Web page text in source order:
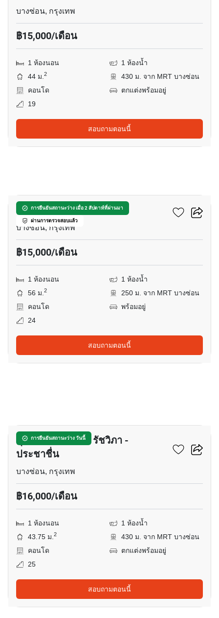
บางซ่อน, กรุงเทพ
฿15,000/เดือน
1 ห้องนอน
1 ห้องน้ำ
44 ม.2
430 ม. จาก MRT บางซ่อน
คอนโด
ตกแต่งพร้อมอยู่
19
สอบถามตอนนี้
การยืนยันสถานะว่าง เมื่อ 2 สัปดาห์ที่ผ่านมา
ผ่านการตรวจสอบแล้ว
รีเจ้นท์โฮม บางซ่อน 28
บางซ่อน, กรุงเทพ
฿15,000/เดือน
1 ห้องนอน
1 ห้องน้ำ
56 ม.2
250 ม. จาก MRT บางซ่อน
คอนโด
พร้อมอยู่
24
สอบถามตอนนี้
การยืนยันสถานะว่าง วันนี้
ศุภาลัย เวอเรนด้า รัชวิภา -
ประชาชื่น
บางซ่อน, กรุงเทพ
฿16,000/เดือน
1 ห้องนอน
1 ห้องน้ำ
43.75 ม.2
430 ม. จาก MRT บางซ่อน
คอนโด
ตกแต่งพร้อมอยู่
25
สอบถามตอนนี้